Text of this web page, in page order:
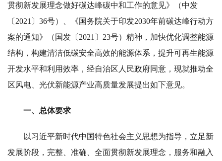
贯彻新发展理念做好碳达峰碳中和工作的意见》（中发
〔2021〕36号）、《国务院关于印发2030年前碳达峰行动方
案的通知》（国发〔2021〕23号）精神，加快优化调整能源
结构，构建清洁低碳安全高效的能源体系，提升可再生能源
开发水平和利用效率，经自治区人民政府同意，现就推动全
区风电、光伏新能源产业高质量发展提出如下意见。
一、总体要求
以习近平新时代中国特色社会主义思想为指导，立足新
发展阶段，完整、准确、全面贯彻新发展理念，服务和融入